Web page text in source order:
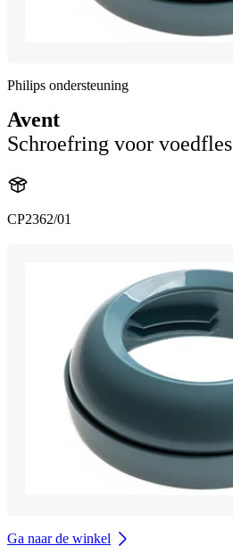
Philips ondersteuning
Avent
Schroefring voor voedfles
CP2362/01
Ga naar de winkel